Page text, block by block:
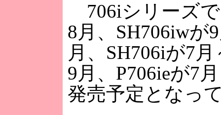
706iシリーズで
8月、SH706iwが
月、SH706iが7
9月、P706ieが7
発売予定となっ